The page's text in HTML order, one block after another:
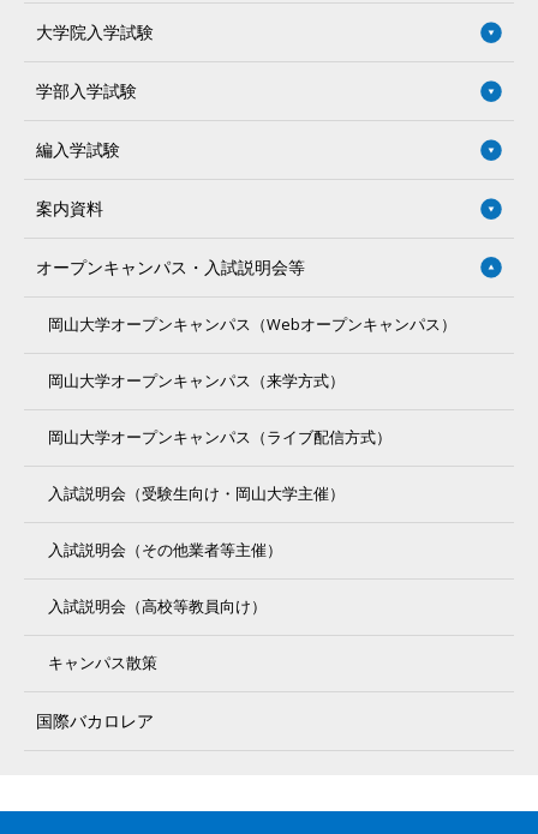
大学院入学試験
学部入学試験
編入学試験
案内資料
オープンキャンパス・入試説明会等
岡山大学オープンキャンパス（Webオープンキャンパス）
岡山大学オープンキャンパス（来学方式）
岡山大学オープンキャンパス（ライブ配信方式）
入試説明会（受験生向け・岡山大学主催）
入試説明会（その他業者等主催）
入試説明会（高校等教員向け）
キャンパス散策
国際バカロレア